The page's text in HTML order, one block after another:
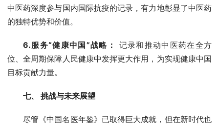
中医药深度参与国内国际抗疫的记录，有力地彰显了中医药
的独特优势和价值。
6.服务“健康中国”战略：
记录和推动中医药在全方
位、全周期保障人民健康中发挥更大作用，为实现健康中国
目标贡献力量。
七、 挑战与未来展望
尽管《中国名医年鉴》已取得巨大成就，但在新时代也